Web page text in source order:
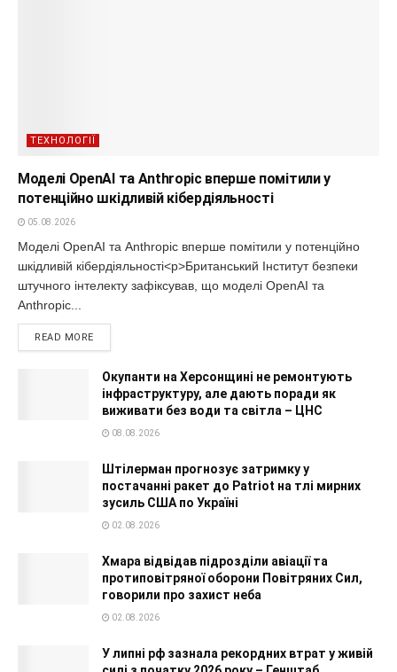
ТЕХНОЛОГІЇ
Моделі OpenAI та Anthropic вперше помітили у
потенційно шкідливій кібердіяльності
05.08.2026
Моделі OpenAI та Anthropic вперше помітили у потенційно
шкідливій кібердіяльності<p>Британський Інститут безпеки
штучного інтелекту зафіксував, що моделі OpenAI та
Anthropic...
READ MORE
Окупанти на Херсонщині не ремонтують
інфраструктуру, але дають поради як
виживати без води та світла – ЦНС
08.08.2026
Штілерман прогнозує затримку у
постачанні ракет до Patriot на тлі мирних
зусиль США по Україні
02.08.2026
Хмара відвідав підрозділи авіації та
протиповітряної оборони Повітряних Сил,
говорили про захист неба
02.08.2026
У липні рф зазнала рекордних втрат у живій